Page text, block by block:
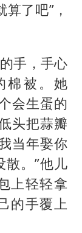
了吧”，
手，手心
棉被。她
会生蛋的
头把蒜瓣
当年娶你
散。”他儿
上轻轻拿
的手覆上